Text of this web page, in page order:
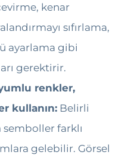
kenar
sıfırlama,
ayarlama gibi
gerektirir.
renkler,
kullanın: Belirli
farklı
gelebilir. Görsel